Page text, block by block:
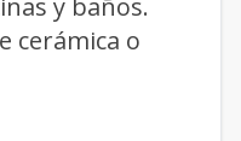
y baños.
cerámica o